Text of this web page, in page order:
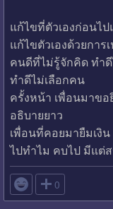
แก้ไขที่ตัวเองก่อนไ
แก้ไขตัวเองด้วยกา
คนดีที่ไม่รู้จักคิด ทำดี
ทำดีไม่เลือกคน
ครั้งหน้า เพื่อนมาขอ
อธิบายยาว
เพื่อนที่คอยมายืมเงิ
ไปทำไม คบไป มีแต่
 0